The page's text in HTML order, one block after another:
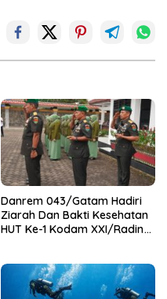
Danrem 043/Gatam Hadiri
Ziarah Dan Bakti Kesehatan
HUT Ke-1 Kodam XXI/Radin